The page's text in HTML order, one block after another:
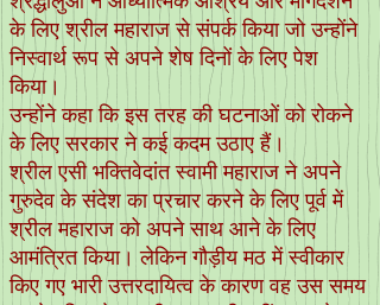
के लिए श्रील महाराज से संपर्क किया जो उन्होंने
निस्वार्थ रूप से अपने शेष दिनों के लिए पेश
किया।
उन्होंने कहा कि इस तरह की घटनाओं को रोकने
के लिए सरकार ने कई कदम उठाए हैं।
श्रील एसी भक्तिवेदांत स्वामी महाराज ने अपने
गुरुदेव के संदेश का प्रचार करने के लिए पूर्व में
श्रील महाराज को अपने साथ आने के लिए
आमंत्रित किया। लेकिन गौड़ीय मठ में स्वीकार
किए गए भारी उत्तरदायित्व के कारण वह उस समय